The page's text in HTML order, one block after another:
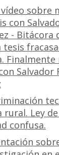
sobre
con
- Bitácora
tesis
Finalmente
Salvador
rural. Ley
confusa.